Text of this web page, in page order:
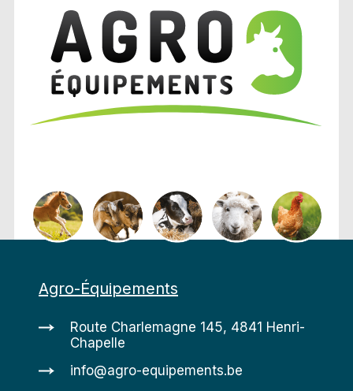
Agro-Équipements
Route Charlemagne 145, 4841 Henri-
Chapelle
info@agro-equipements.be